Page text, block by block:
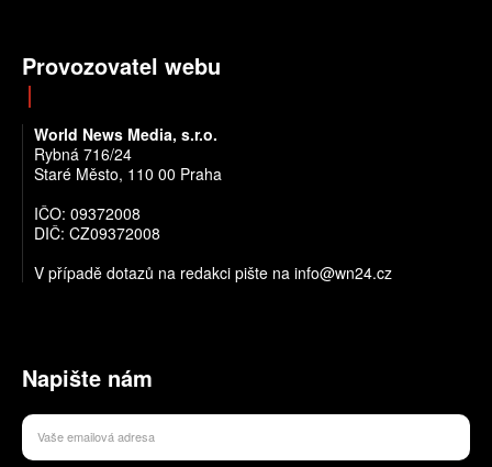
Provozovatel webu
World News Media, s.r.o.
Rybná 716/24
Staré Město, 110 00 Praha
IČO: 09372008
DIČ: CZ09372008
V případě dotazů na redakci pište na info@wn24.cz
Napište nám